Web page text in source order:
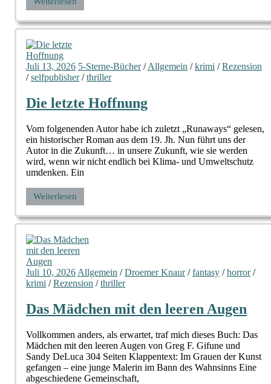
Juli 13, 2026 5-Sterne-Bücher/Allgemein /krimi /Rezension
/selfpublisher/thriller
Die letzte Hoffnung
Vom folgenenden Autor habe ich zuletzt „Runaways“ gelesen,
ein historischer Roman aus dem 19. Jh. Nun führt uns der
Autor in die Zukunft… in unsere Zukunft, wie sie werden
wird, wenn wir nicht endlich bei Klima- und Umweltschutz
umdenken. Ein
Weiterlesen
Juli 10, 2026 Allgemein /Droemer Knaur/fantasy /horror/
krimi /Rezension /thriller
Das Mädchen mit den leeren Augen
Vollkommen anders, als erwartet, traf mich dieses Buch: Das
Mädchen mit den leeren Augen von Greg F. Gifune und
Sandy DeLuca 304 Seiten Klappentext: Im Grauen der Kunst
gefangen – eine junge Malerin im Bann des Wahnsinns Eine
abgeschiedene Gemeinschaft,